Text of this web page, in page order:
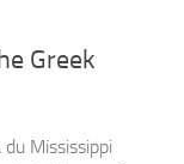
Greek
Mississippi